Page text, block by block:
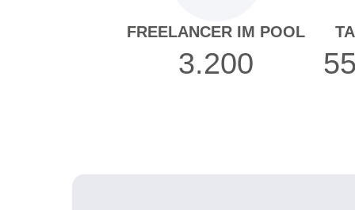
FREELANCER IM POOL
3.200